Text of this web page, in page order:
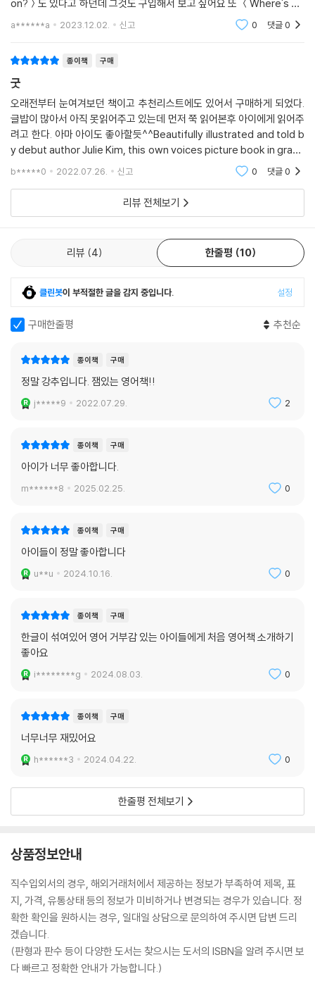
on?＞도 있다고 하던데 그것도 구입해서 보고 싶어요 또 ＜Where's No
ona?＞ 역시 출간되었으면 좋겠어요! 강력 추천합니다
a******a 2023.12.02. 신고 0 댓글0
종이책 구매
굿
오래전부터 눈여겨보던 책이고 추천리스트에도 있어서 구매하게 되었다.
글밥이 많아서 아직 못읽어주고 있는데 먼저 쭉 읽어본후 아이에게 읽어주
려고 한다. 아마 아이도 좋아할듯^^Beautifully illustrated and told b
y debut author Julie Kim, this own voices picture book in graph
ic-novel style follows a young Korean girl and boy whose sear
b*****0 2022.07.26. 신고 0 댓글0
리뷰 전체보기
리뷰 4 한줄평 10
클린봇이 부적절한 글을 감지 중입니다. 설정
구매한줄평 추천순
종이책 구매
정말 강추입니다. 잼있는 영어책!!
j*****9 2022.07.29. 2
종이책 구매
아이가 너무 좋아합니다.
m******8 2025.02.25. 0
종이책 구매
아이들이 정말 좋아합니다
u**u 2024.10.16. 0
종이책 구매
한글이 섞여있어 영어 거부감 있는 아이들에게 처음 영어책 소개하기
좋아요
i********g 2024.08.03. 0
종이책 구매
너무너무 재밌어요
h******3 2024.04.22. 0
한줄평 전체보기
상품정보안내
직수입외서의 경우, 해외거래처에서 제공하는 정보가 부족하여 제목, 표
지, 가격, 유통상태 등의 정보가 미비하거나 변경되는 경우가 있습니다. 정
확한 확인을 원하시는 경우, 일대일 상담으로 문의하여 주시면 답변 드리
겠습니다.
(판형과 판수 등이 다양한 도서는 찾으시는 도서의 ISBN을 알려 주시면 보
다 빠르고 정확한 안내가 가능합니다.)